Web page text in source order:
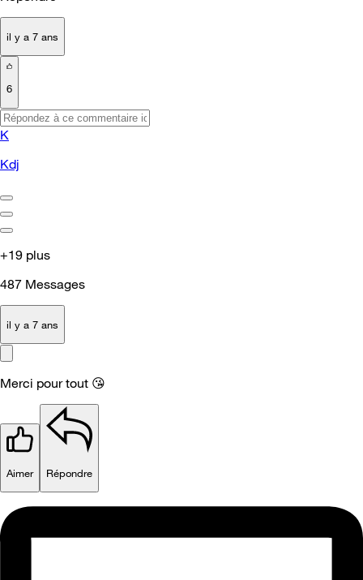
il y a 7 ans
6
K
Kdj
+19 plus
487 Messages
il y a 7 ans
Merci pour tout 😘
Aimer Répondre